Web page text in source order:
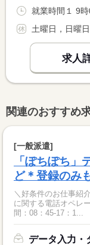
就業時間１ 9
土曜日，日曜
求人
関連のおすすめ
[一般派遣]
「ぽちぽち」
ど＊登録のみ
＼好条件のお仕事紹介可能です！／ ■［
に関する電話オペレ
間：08：45-17：1...
データ入力・